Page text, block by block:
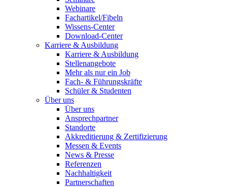
Webinare
Fachartikel/Fibeln
Wissens-Center
Download-Center
Karriere & Ausbildung
Karriere & Ausbildung
Stellenangebote
Mehr als nur ein Job
Fach- & Führungskräfte
Schüler & Studenten
Über uns
Über uns
Ansprechpartner
Standorte
Akkreditierung & Zertifizierung
Messen & Events
News & Presse
Referenzen
Nachhaltigkeit
Partnerschaften